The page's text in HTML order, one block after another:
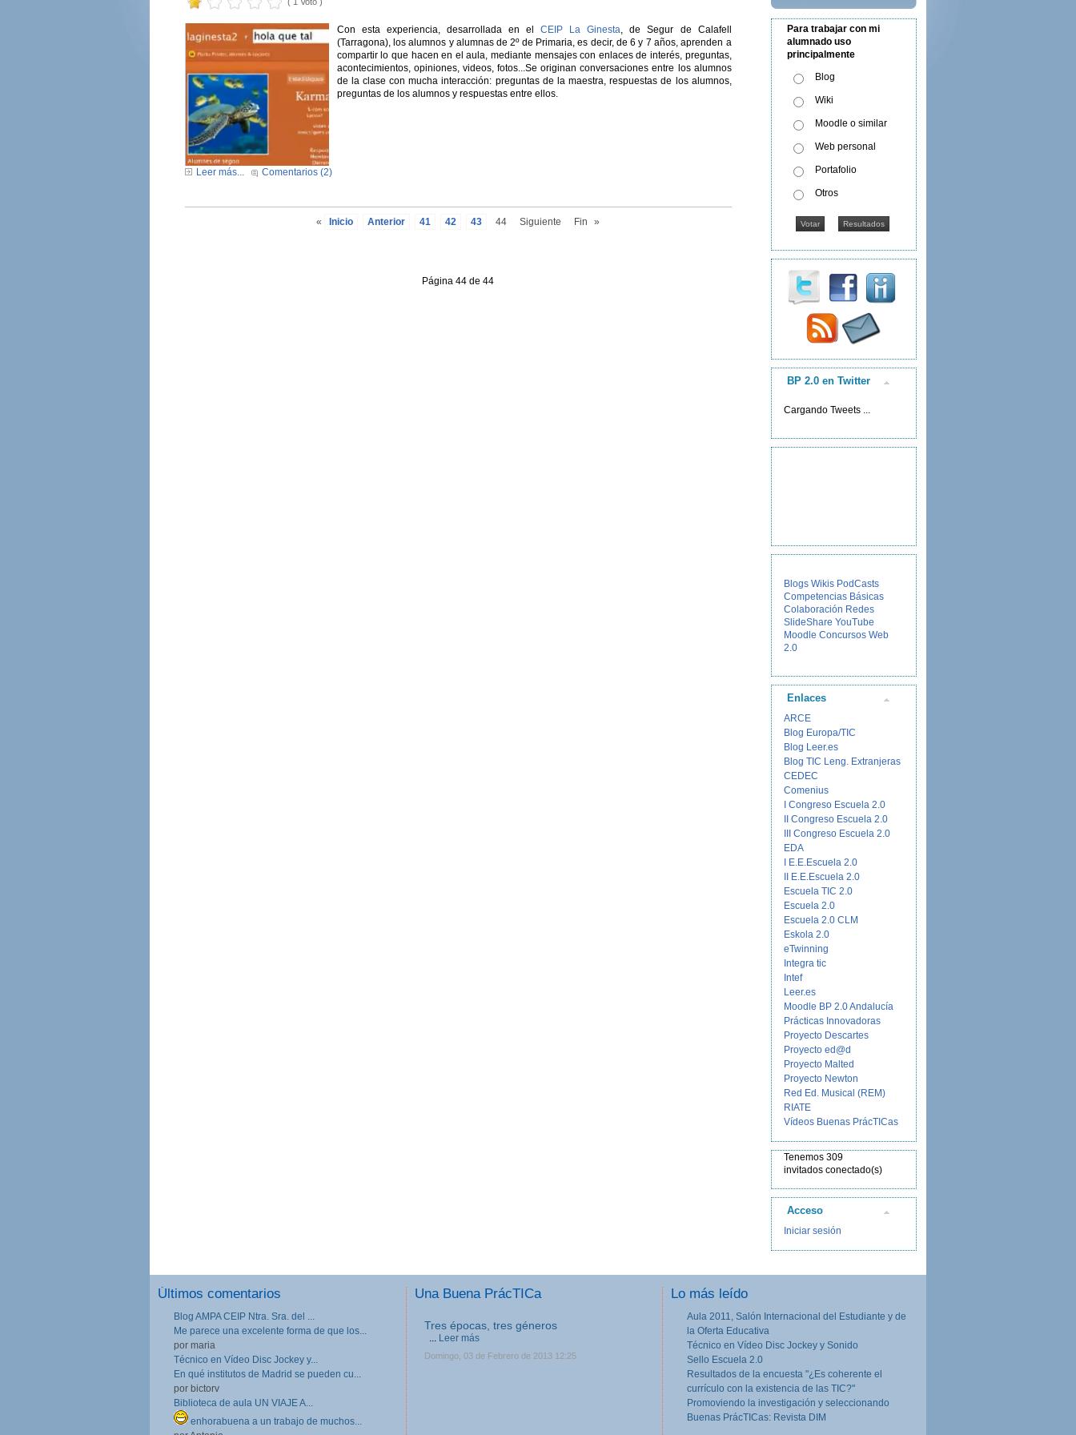
Con esta experiencia, desarrollada en elCEIP La Ginesta, de Segur de Calafell
(Tarragona), los alumnos y alumnas de 2º de Primaria, es decir, de 6 y 7 años, aprenden a
compartir lo que hacen en el aula, mediante mensajes con enlaces de interés, preguntas,
acontecimientos, opiniones, videos, fotos...Se originan conversaciones entre los alumnos
de la clase con mucha interacción: preguntas de la maestra, respuestas de los alumnos,
preguntas de los alumnos y respuestas entre ellos.
Leer más... Comentarios (2)
« Inicio Anterior 41 42 43 44 Siguiente Fin »
Página 44 de 44
Para trabajar con mi
alumnado uso
principalmente
Blog
Wiki
Moodle o similar
Web personal
Portafolio
Otros
BP 2.0 en Twitter
Cargando Tweets ...
Blogs Wikis PodCasts
Competencias Básicas
Colaboración Redes
SlideShare YouTube
Moodle Concursos Web
2.0
Enlaces
ARCE
Blog Europa/TIC
Blog Leer.es
Blog TIC Leng. Extranjeras
CEDEC
Comenius
I Congreso Escuela 2.0
II Congreso Escuela 2.0
III Congreso Escuela 2.0
EDA
I E.E.Escuela 2.0
II E.E.Escuela 2.0
Escuela TIC 2.0
Escuela 2.0
Escuela 2.0 CLM
Eskola 2.0
eTwinning
Integra tic
Intef
Leer.es
Moodle BP 2.0 Andalucía
Prácticas Innovadoras
Proyecto Descartes
Proyecto ed@d
Proyecto Malted
Proyecto Newton
Red Ed. Musical (REM)
RIATE
Vídeos Buenas PrácTICas
Tenemos 309
invitados conectado(s)
Acceso
Iniciar sesión
Últimos comentarios
Blog AMPA CEIP Ntra. Sra. del ...
Me parece una excelente forma de que los...
por maria
Técnico en Vídeo Disc Jockey y...
En qué institutos de Madrid se pueden cu...
por bictorv
Biblioteca de aula UN VIAJE A...
enhorabuena a un trabajo de muchos...
Una Buena PrácTICa
Tres épocas, tres géneros
... Leer más
Domingo, 03 de Febrero de 2013 12:25
Lo más leído
Aula 2011, Salón Internacional del Estudiante y de
la Oferta Educativa
Técnico en Vídeo Disc Jockey y Sonido
Sello Escuela 2.0
Resultados de la encuesta "¿Es coherente el
currículo con la existencia de las TIC?"
Promoviendo la investigación y seleccionando
Buenas PrácTICas: Revista DIM